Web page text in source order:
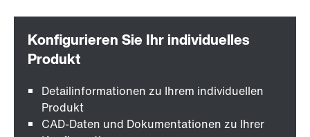
Detailinformationen zu Ihrem individuellen
Produkt
CAD-Daten und Dokumentationen zu Ihrer